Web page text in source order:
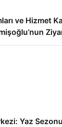
ve Hizmet
Yaz